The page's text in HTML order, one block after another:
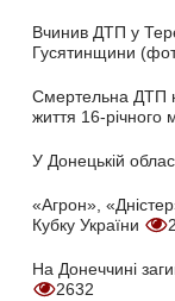
Вчинив ДТП у
Гусятинщини
Смертельна ДТП
життя 16-річного
У Донецькій
«Агрон»,
Кубку України
На Донеччині
2632